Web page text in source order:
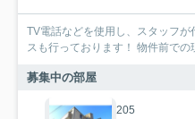
TV電話などを使用し、スタッフ
スも行っております！ 物件前で
募集中の部屋
205